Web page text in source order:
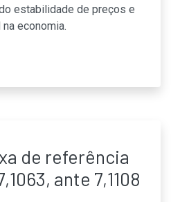
estabilidade de preços e
economia.
de referência
ante 7,1108